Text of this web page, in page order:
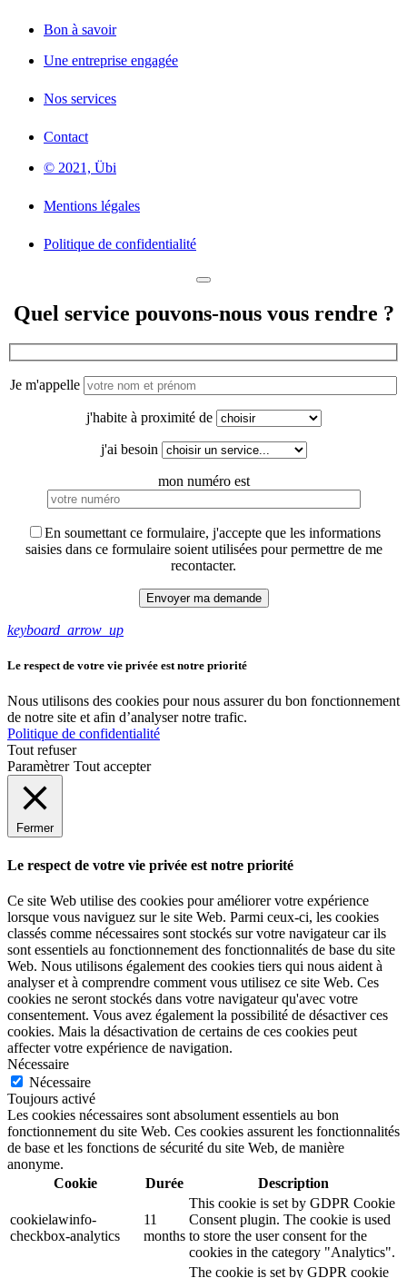
Bon à savoir
Une entreprise engagée
Nos services
Contact
© 2021, Übi
Mentions légales
Politique de confidentialité
Quel service pouvons-nous vous rendre ?
Je m'appelle
j'habite à proximité de
j'ai besoin
mon numéro est
En soumettant ce formulaire, j'accepte que les informations
saisies dans ce formulaire soient utilisées pour permettre de me
recontacter.
keyboard_arrow_up
Le respect de votre vie privée est notre priorité
Nous utilisons des cookies pour nous assurer du bon fonctionnement
de notre site et afin d’analyser notre trafic.
Politique de confidentialité
Tout refuser
Paramètrer Tout accepter
Fermer
Le respect de votre vie privée est notre priorité
Ce site Web utilise des cookies pour améliorer votre expérience
lorsque vous naviguez sur le site Web. Parmi ceux-ci, les cookies
classés comme nécessaires sont stockés sur votre navigateur car ils
sont essentiels au fonctionnement des fonctionnalités de base du site
Web. Nous utilisons également des cookies tiers qui nous aident à
analyser et à comprendre comment vous utilisez ce site Web. Ces
cookies ne seront stockés dans votre navigateur qu'avec votre
consentement. Vous avez également la possibilité de désactiver ces
cookies. Mais la désactivation de certains de ces cookies peut
affecter votre expérience de navigation.
Nécessaire
Nécessaire
Toujours activé
Les cookies nécessaires sont absolument essentiels au bon
fonctionnement du site Web. Ces cookies assurent les fonctionnalités
de base et les fonctions de sécurité du site Web, de manière
anonyme.
Cookie
Durée Description
cookielawinfo-
checkbox-analytics
11
months
This cookie is set by GDPR Cookie
Consent plugin. The cookie is used
to store the user consent for the
cookies in the category "Analytics".
The cookie is set by GDPR cookie